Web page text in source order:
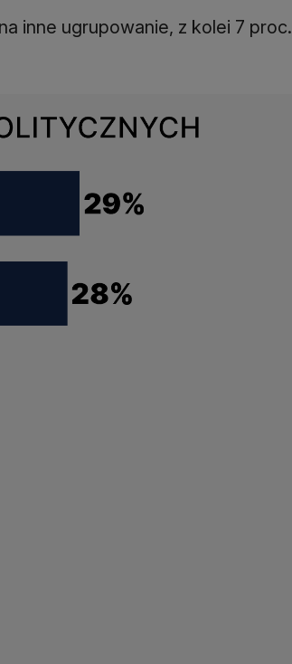
inne ugrupowanie, z kolei 7 proc.